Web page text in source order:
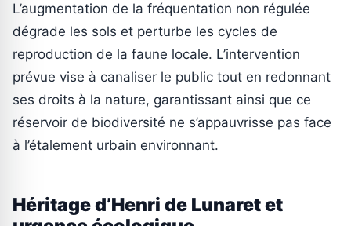
L’augmentation de la fréquentation non régulée
dégrade les sols et perturbe les cycles de
reproduction de la faune locale. L’intervention
prévue vise à canaliser le public tout en redonnant
ses droits à la nature, garantissant ainsi que ce
réservoir de biodiversité ne s’appauvrisse pas face
à l’étalement urbain environnant.
Héritage d’Henri de Lunaret et